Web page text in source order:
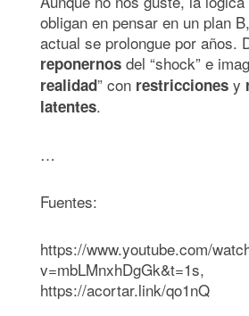
obligan en pensar en un plan
actual se prolongue por años.
reponernos del “shock” e
realidad” con restricciones y
latentes.
…
Fuentes:
https://www.youtube.com/
v=mbLMnxhDgGk&t=1s,
https://acortar.link/qo1nQ